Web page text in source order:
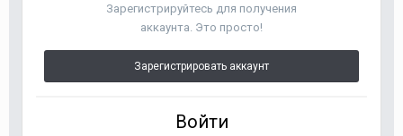
Зарегистрируйтесь для получения
аккаунта. Это просто!
Зарегистрировать аккаунт
Войти